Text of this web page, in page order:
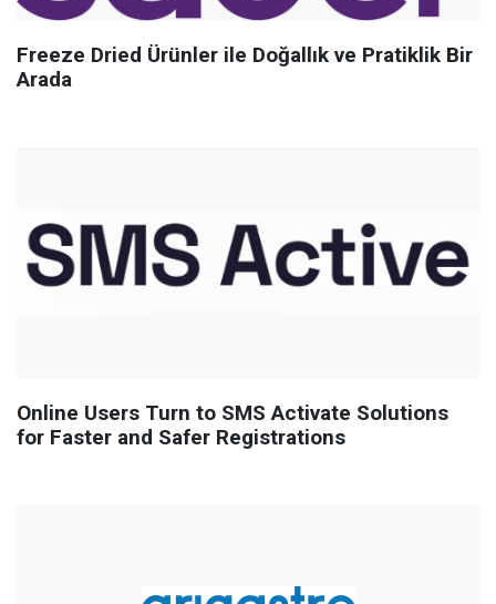
Freeze Dried Ürünler ile Doğallık ve Pratiklik Bir
Arada
Online Users Turn to SMS Activate Solutions
for Faster and Safer Registrations